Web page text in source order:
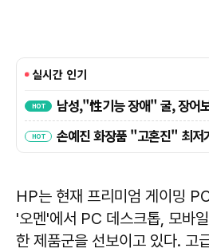
HP는 현재 프리미엄 게이밍
'오멘'에서 PC 데스크톱, 모바
한 제품군을 선보이고 있다. 고